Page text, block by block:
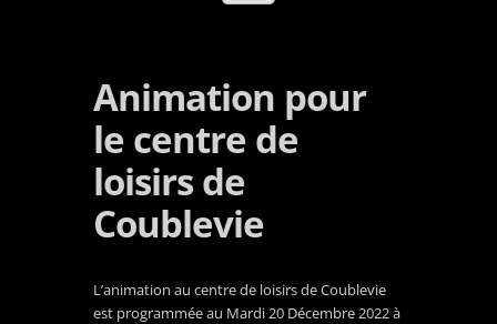
Animation pour
le centre de
loisirs de
Coublevie
L’animation au centre de loisirs de Coublevie
est programmée au Mardi 20 Décembre 2022 à